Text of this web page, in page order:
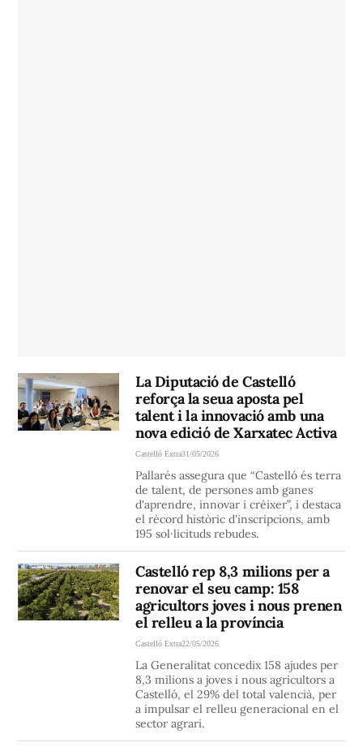
La Diputació de Castelló
reforça la seua aposta pel
talent i la innovació amb una
nova edició de Xarxatec Activa
Castelló Extra31/05/2026
Pallarés assegura que “Castelló és terra
de talent, de persones amb ganes
d'aprendre, innovar i créixer”, i destaca
el rècord històric d'inscripcions, amb
195 sol·licituds rebudes.
Castelló rep 8,3 milions per a
renovar el seu camp: 158
agricultors joves i nous prenen
el relleu a la província
Castelló Extra22/05/2026
La Generalitat concedix 158 ajudes per
8,3 milions a joves i nous agricultors a
Castelló, el 29% del total valencià, per
a impulsar el relleu generacional en el
sector agrari.